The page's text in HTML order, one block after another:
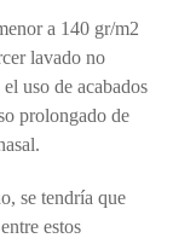
a 140 gr/m2
lavado no
uso de acabados
prolongado de
se tendría que
estos